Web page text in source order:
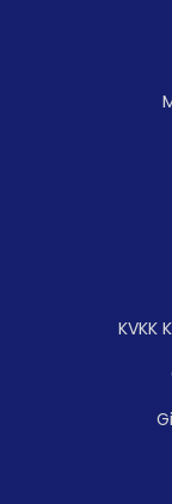
KVKK